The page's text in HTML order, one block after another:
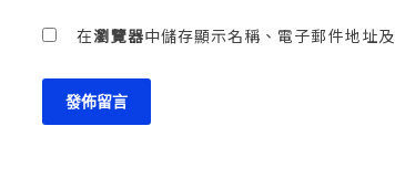
在瀏覽器中儲存顯示名稱、電子郵件地址